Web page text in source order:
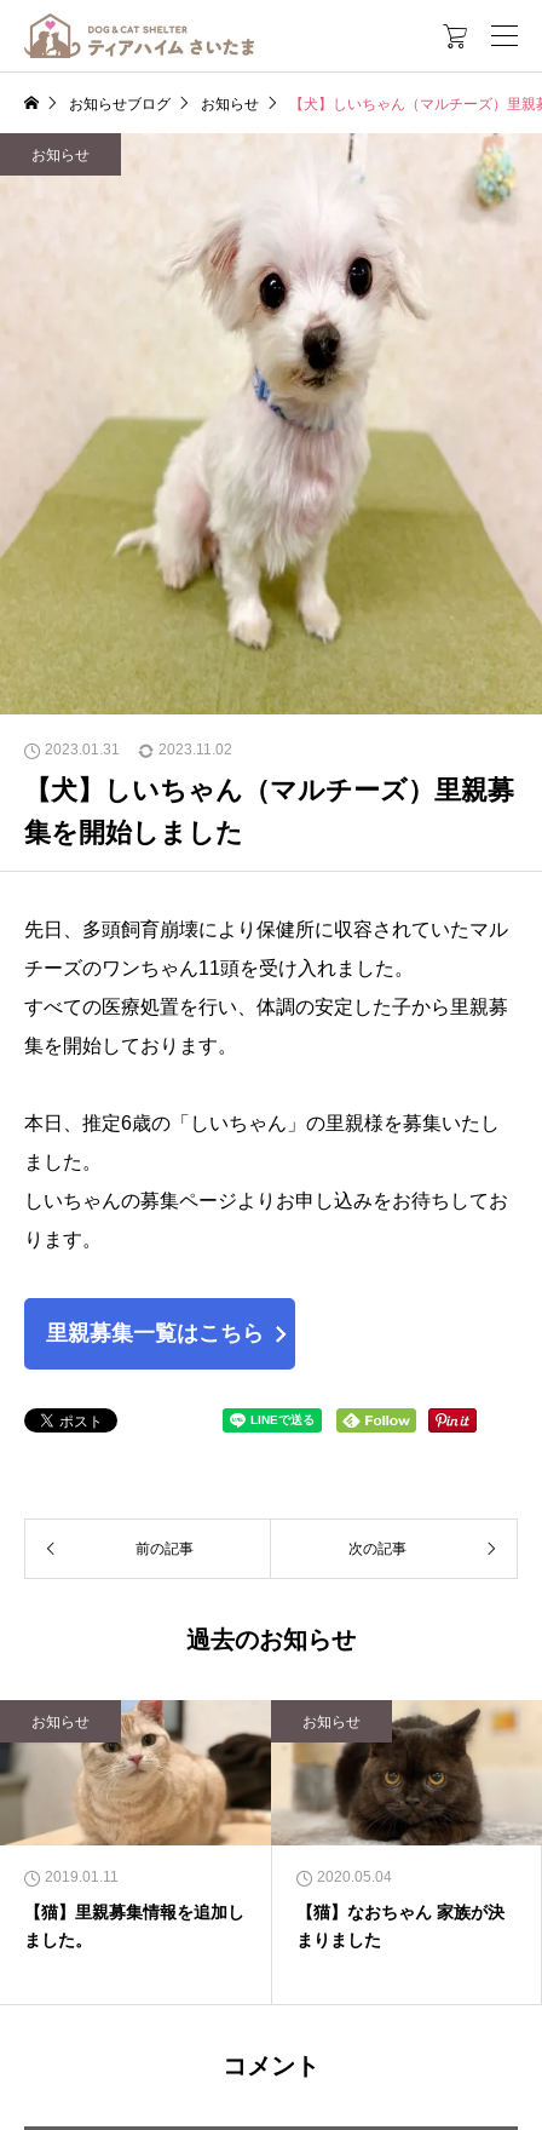

お知らせブログ お知らせ 【犬】しいちゃん（マルチーズ）里
お知らせ
2023.01.31 2023.11.02
【犬】しいちゃん（マルチーズ）里親募
集を開始しました
先日、多頭飼育崩壊により保健所に収容されていたマル
チーズのワンちゃん11頭を受け入れました。
すべての医療処置を行い、体調の安定した子から里親募
集を開始しております。
本日、推定6歳の「しいちゃん」の里親様を募集いたし
ました。
しいちゃんの募集ページよりお申し込みをお待ちしてお
ります。
里親募集一覧はこちら
前の記事 次の記事
過去のお知らせ
お知らせ
2019.01.11
【猫】里親募集情報を追加し
ました。
お知らせ
2020.05.04
【猫】なおちゃん 家族が決
まりました
コメント